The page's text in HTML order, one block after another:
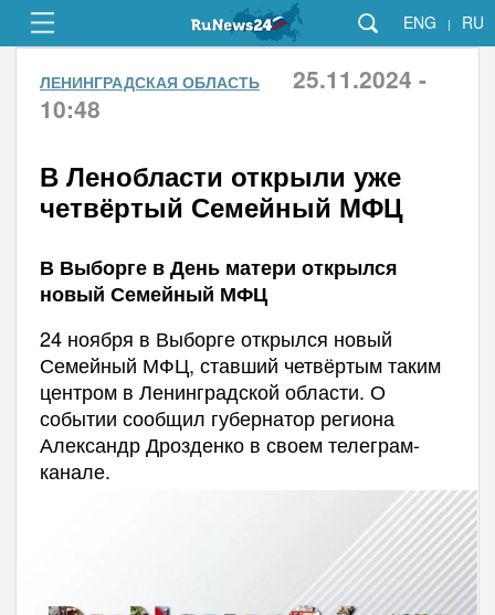
ENG | RU
ЛЕНИНГРАДСКАЯ ОБЛАСТЬ
25.11.2024 -
10:48
В Ленобласти открыли уже
четвёртый Семейный МФЦ
В Выборге в День матери открылся
новый Семейный МФЦ
24 ноября в Выборге открылся новый
Семейный МФЦ, ставший четвёртым таким
центром в Ленинградской области. О
событии сообщил губернатор региона
Александр Дрозденко в своем телеграм-
канале.